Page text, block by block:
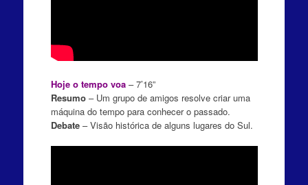
Hoje o tempo voa– 7’16”
Resumo– Um grupo de amigos resolve criar uma
máquina do tempo para conhecer o passado.
Debate– Visão histórica de alguns lugares do Sul.